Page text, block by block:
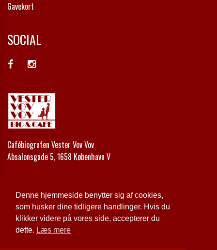
Denne hjemmeside benytter sig af cookies,
som husker dine tidligere handlinger. Hvis du
klikker videre på vores side, accepterer du
dette. Læs mere
Gavekort
SOCIAL
Cafébiografen Vester Vov Vov
Absalonsgade 5, 1658 København V
Email: kontakt@vestervovvov.dk
Cookie- og privatlivspolitik